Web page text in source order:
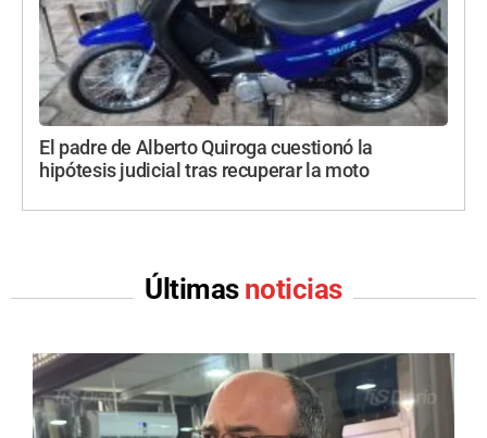
El padre de Alberto Quiroga cuestionó la
hipótesis judicial tras recuperar la moto
Últimas noticias